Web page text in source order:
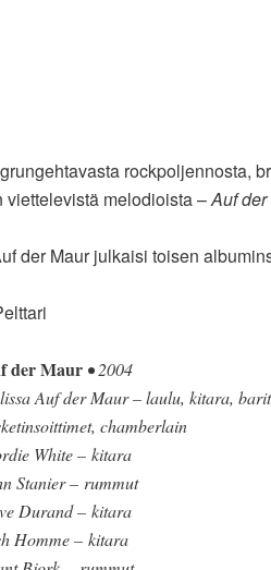
rockpoljennosta,
viettelevistä melodioista –Auf
der Maur julkaisi toisen
der Maur• 2004
Auf der Maur – laulu, kitara,
chamberlain
White – kitara
Stanier – rummut
Durand – kitara
Homme – kitara